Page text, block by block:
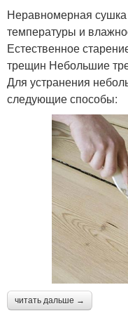
Неравномерная
температуры и
Естественное
трещин Небольшие
Для устранения
следующие способы:
читать дальше →